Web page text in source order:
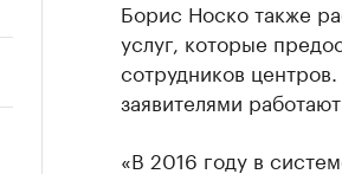
Борис Носко также
услуг, которые
сотрудников
заявителями
«В 2016 году в